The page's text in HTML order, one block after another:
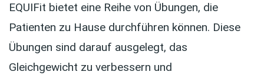
EQUIFit bietet eine Reihe von Übungen, die
Patienten zu Hause durchführen können. Diese
Übungen sind darauf ausgelegt, das
Gleichgewicht zu verbessern und